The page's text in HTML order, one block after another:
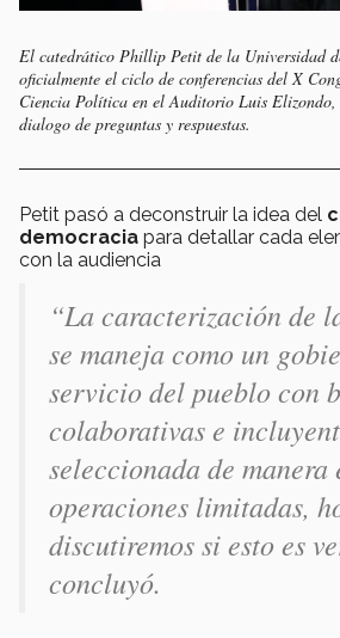
El catedrático Phillip Petit de la Universidad
oficialmente el ciclo de conferencias del X
Ciencia Política en el Auditorio Luis Elizondo,
dialogo de preguntas y respuestas.
Petit pasó a deconstruir la idea del
democracia para detallar cada
con la audiencia
“La caracterización de
se maneja como un
servicio del pueblo con
colaborativas e
seleccionada de
operaciones limitadas,
discutiremos si esto es
concluyó.